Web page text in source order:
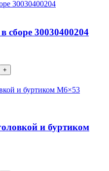
сборе 30030400204
+
и буртиком